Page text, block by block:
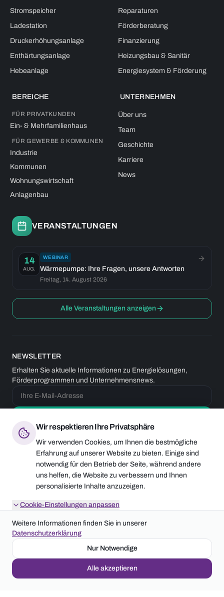
Stromspeicher
Ladestation
Druckerhöhungsanlage
Enthärtungsanlage
Hebeanlage
Reparaturen
Förderberatung
Finanzierung
Heizungsbau & Sanitär
Energiesystem & Förderung
BEREICHE
FÜR PRIVATKUNDEN
Ein- & Mehrfamilienhaus
FÜR GEWERBE & KOMMUNEN
Industrie
Kommunen
Wohnungswirtschaft
Anlagenbau
UNTERNEHMEN
Über uns
Team
Geschichte
Karriere
News
VERANSTALTUNGEN
14
AUG.
WEBINAR
Wärmepumpe: Ihre Fragen, unsere Antworten
Freitag, 14. August 2026
Alle Veranstaltungen anzeigen
NEWSLETTER
Erhalten Sie aktuelle Informationen zu Energielösungen,
Förderprogrammen und Unternehmensnews.
MEHRFACH AUSGEZEICHNET
©2026LEGER GmbHImpressumDatenschutzAGB
www.leger-anlagentechnik.de
Wir respektieren Ihre Privatsphäre
Wir verwenden Cookies, um Ihnen die bestmögliche
Erfahrung auf unserer Website zu bieten. Einige sind
notwendig für den Betrieb der Seite, während andere
uns helfen, die Website zu verbessern und Ihnen
personalisierte Inhalte anzuzeigen.
Cookie-Einstellungen anpassen
Weitere Informationen finden Sie in unserer
Datenschutzerklärung
Nur Notwendige
Alle akzeptieren